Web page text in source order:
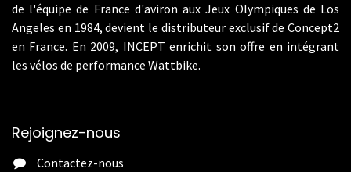
de l'équipe de France d'aviron aux Jeux Olympiques de Los
Angeles en 1984, devient le distributeur exclusif de Concept2
en France. En 2009, INCEPT enrichit son offre en intégrant
les vélos de performance Wattbike.
Rejoignez-nous
Contactez-nous